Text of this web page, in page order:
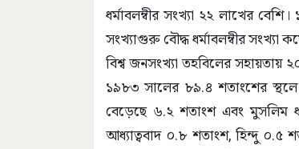
ধর্মাবলম্বীর সংখ্যা ২২ লাখের
সংখ্যাগুরু বৌদ্ধ ধর্মাবলম্বীর সংখ্যা
বিশ্ব জনসংখ্যা তহবিলের সহায়তায়
১৯৮৩ সালের ৮৯.৪ শতাংশের স্থলে
বেড়েছে ৬.২ শতাংশ এবং মুসলিম
আধ্যাত্ববাদ ০.৮ শতাংশ, হিন্দু ০.৫